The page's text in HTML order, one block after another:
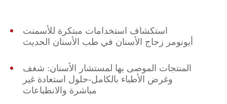
استكشاف استخدامات مبتكرة للأسمنت
أيونومر زجاج الأسنان في طب الأسنان الحديث
المنتجات الموصى بها لمستشار الأسنان: شغف
وغرض الأطباء بالكامل-حلول استعادة غير
مباشرة والانطباعات